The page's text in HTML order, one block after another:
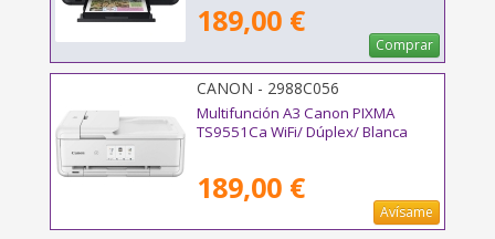
189,00 €
Comprar
CANON - 2988C056
Multifunción A3 Canon PIXMA
TS9551Ca WiFi/ Dúplex/ Blanca
189,00 €
Avísame